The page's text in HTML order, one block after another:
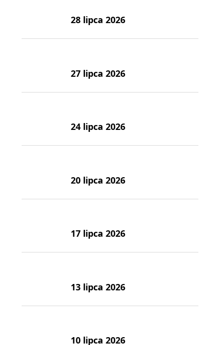
28 lipca 2026
27 lipca 2026
24 lipca 2026
20 lipca 2026
17 lipca 2026
13 lipca 2026
10 lipca 2026